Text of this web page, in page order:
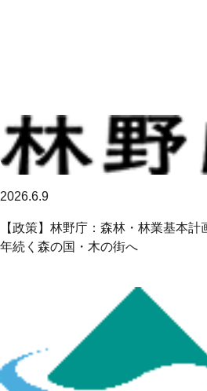
2026.6.9
【政策】林野庁：森林・林業基本計
年続く森の国・木の街へ